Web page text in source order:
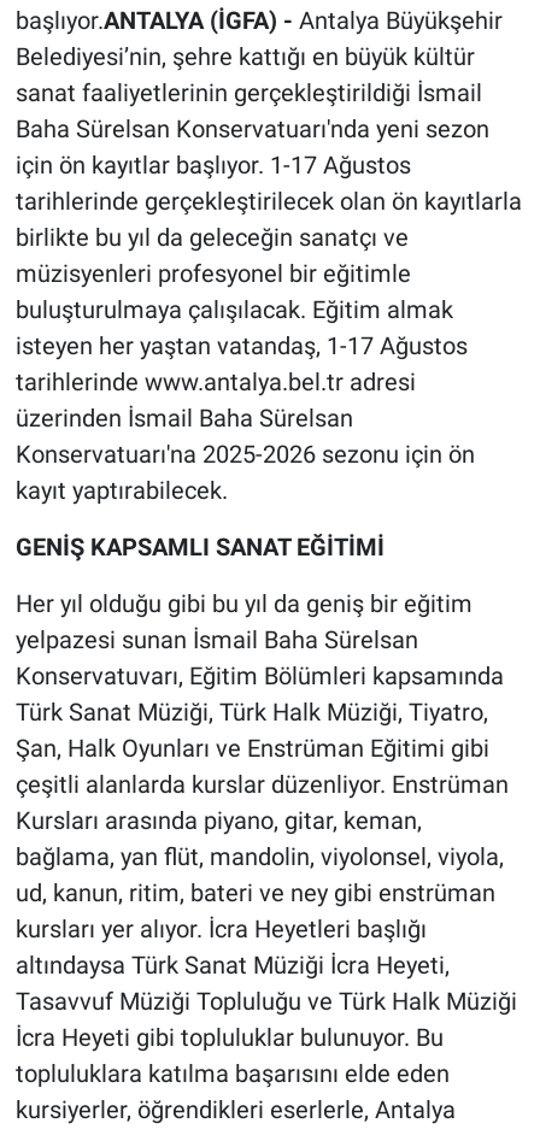
başlıyor.ANTALYA (İGFA) - Antalya Büyükşehir
Belediyesi’nin, şehre kattığı en büyük kültür
sanat faaliyetlerinin gerçekleştirildiği İsmail
Baha Sürelsan Konservatuarı'nda yeni sezon
için ön kayıtlar başlıyor. 1-17 Ağustos
tarihlerinde gerçekleştirilecek olan ön kayıtlarla
birlikte bu yıl da geleceğin sanatçı ve
müzisyenleri profesyonel bir eğitimle
buluşturulmaya çalışılacak. Eğitim almak
isteyen her yaştan vatandaş, 1-17 Ağustos
tarihlerinde www.antalya.bel.tr adresi
üzerinden İsmail Baha Sürelsan
Konservatuarı'na 2025-2026 sezonu için ön
kayıt yaptırabilecek.
GENİŞ KAPSAMLI SANAT EĞİTİMİ
Her yıl olduğu gibi bu yıl da geniş bir eğitim
yelpazesi sunan İsmail Baha Sürelsan
Konservatuvarı, Eğitim Bölümleri kapsamında
Türk Sanat Müziği, Türk Halk Müziği, Tiyatro,
Şan, Halk Oyunları ve Enstrüman Eğitimi gibi
çeşitli alanlarda kurslar düzenliyor. Enstrüman
Kursları arasında piyano, gitar, keman,
bağlama, yan flüt, mandolin, viyolonsel, viyola,
ud, kanun, ritim, bateri ve ney gibi enstrüman
kursları yer alıyor. İcra Heyetleri başlığı
altındaysa Türk Sanat Müziği İcra Heyeti,
Tasavvuf Müziği Topluluğu ve Türk Halk Müziği
İcra Heyeti gibi topluluklar bulunuyor. Bu
topluluklara katılma başarısını elde eden
kursiyerler, öğrendikleri eserlerle, Antalya